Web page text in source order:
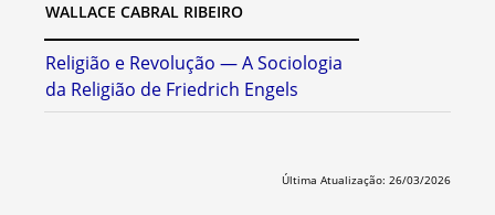
WALLACE CABRAL RIBEIRO
Religião e Revolução — A Sociologia
da Religião de Friedrich Engels
Última Atualização: 26/03/2026